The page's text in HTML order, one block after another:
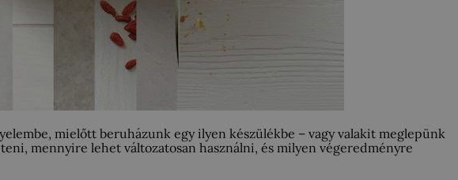
mielőtt beruházunk egy ilyen készülékbe – vagy valakit meglepünk
mennyire lehet változatosan használni, és milyen végeredményre